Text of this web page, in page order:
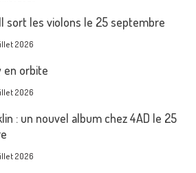
sort les violons le 25 septembre
2026
en orbite
2026
: un nouvel album chez 4AD le 25
2026